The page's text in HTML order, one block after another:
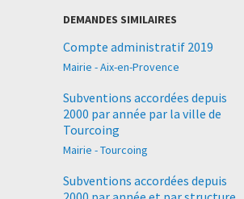
DEMANDES SIMILAIRES
Compte administratif 2019
Mairie - Aix-en-Provence
Subventions accordées depuis
2000 par année par la ville de
Tourcoing
Mairie - Tourcoing
Subventions accordées depuis